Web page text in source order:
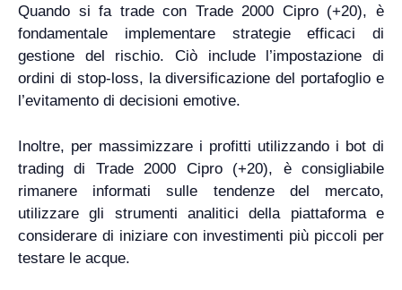
Quando si fa trade con Trade 2000 Cipro (+20), è
fondamentale implementare strategie efficaci di
gestione del rischio. Ciò include l’impostazione di
ordini di stop-loss, la diversificazione del portafoglio e
l’evitamento di decisioni emotive.
Inoltre, per massimizzare i profitti utilizzando i bot di
trading di Trade 2000 Cipro (+20), è consigliabile
rimanere informati sulle tendenze del mercato,
utilizzare gli strumenti analitici della piattaforma e
considerare di iniziare con investimenti più piccoli per
testare le acque.